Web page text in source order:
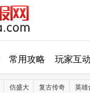
常用攻略 玩家互
仿盛大 复古传奇 英雄